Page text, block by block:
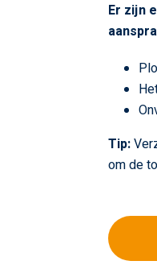
Er zijn
Tip:
om de